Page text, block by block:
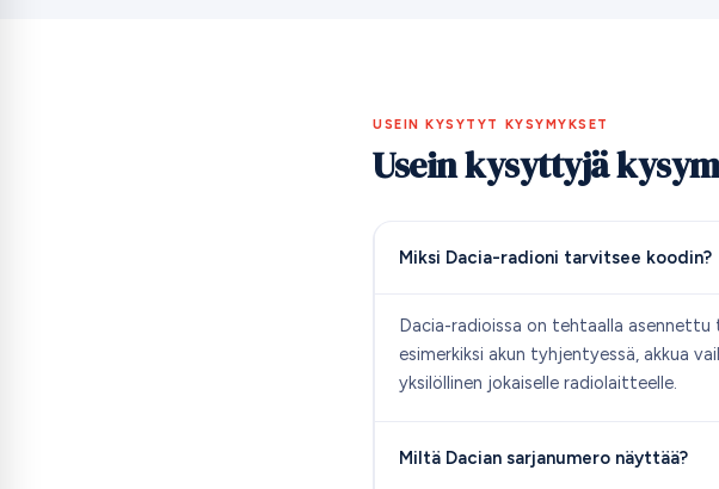
USEIN KYSYTYT KYSYMYKSET
Usein kysyttyjä
Miksi Dacia-radioni tarvitsee koodin?
Dacia-radioissa on tehtaalla asennettu
esimerkiksi akun tyhjentyessä, akkua
yksilöllinen jokaiselle radiolaitteelle.
Miltä Dacian sarjanumero näyttää?